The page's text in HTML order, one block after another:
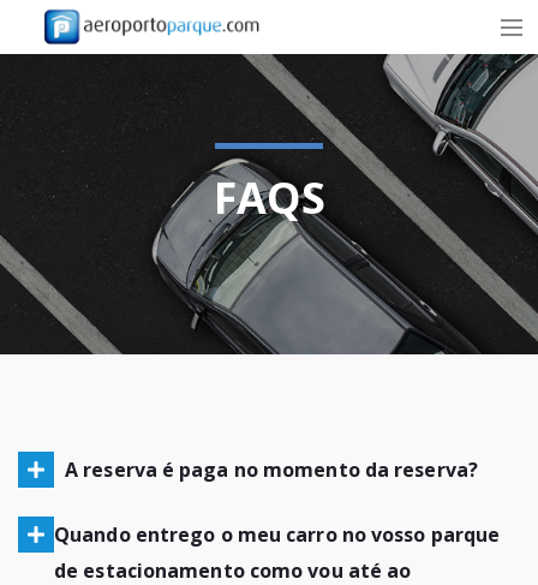
TARIFAS
SOBRE NÓS
AGÊNCIAS E EMPRESAS
CONTACTOS
RESERVA
FAQS
A reserva é paga no momento da reserva?
Quando entrego o meu carro no vosso parque
de estacionamento como vou até ao